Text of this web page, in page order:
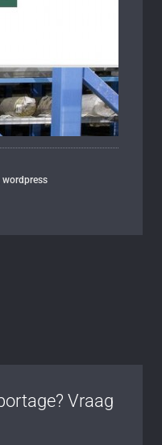
wordpress
Vraag